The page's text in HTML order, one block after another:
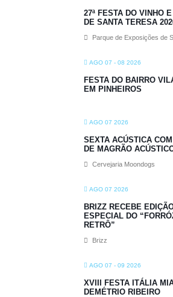
27ª FESTA DO VINHO
DE SANTA TERESA
Parque de Exposições de
AGO 07 - 08 2026
FESTA DO BAIRRO
EM PINHEIROS
AGO 07 2026
SEXTA ACÚSTICA
DE MAGRÃO
Cervejaria Moondogs
AGO 07 2026
BRIZZ RECEBE
ESPECIAL DO
RETRÔ”
Brizz
AGO 07 - 09 2026
XVIII FESTA ITÁLIA
DEMÉTRIO RIBEIRO